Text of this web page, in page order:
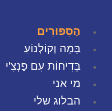
הַסִּפּוּרִים
בָּמָה וְקוֹלְנוֹעַ
בְּדִיחוֹת עִם פַּנְצִ'י
מי אני
הבלוג שלי